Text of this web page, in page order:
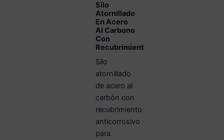
Silo
Atornillado
En Acero
Al Carbono
Con
Recubrimiento
Silo
atornillado
de acero al
carbón con
recubrimiento
anticorrosivo
para